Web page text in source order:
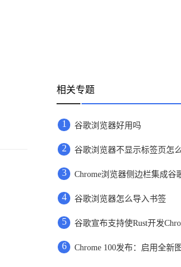
相关专题
1 谷歌浏览器好用吗
2 谷歌浏览器不显示标签页怎
3 Chrome浏览器侧边栏集成谷
4 谷歌浏览器怎么导入书签
5 谷歌宣布支持使Rust开发
6